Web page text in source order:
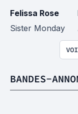
Felissa Rose
Sister Monday
BANDES-